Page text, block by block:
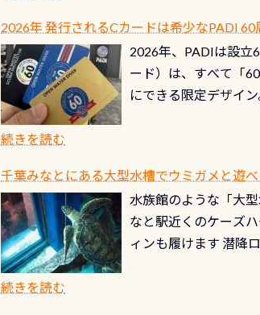
点検をする度に1行目
8/31までの間に、ド
ドライスーツクリー
ませ 6月から10月の
る清流（水質汚染の
の「名水100選」に
ところでは12mほど
ダウンカレントが発
る(流される)のは快感
記念物の「オオサン
すが、ここ長良川で
2026年 発行されるCカードは希少なPADI
2026年、PADIは設立
ード）は、すべて「
にできる限定デザイ
終営業日までの発行
やオリジナルカード
す。 ※ 2026年12月の
思い出になる ダイビ
続きを読む
千葉みなとにある大型水槽でウミガメと遊べ
水族館のような「大
なと駅近くのケーズ
ィンも履けます 潜降
続きを読む